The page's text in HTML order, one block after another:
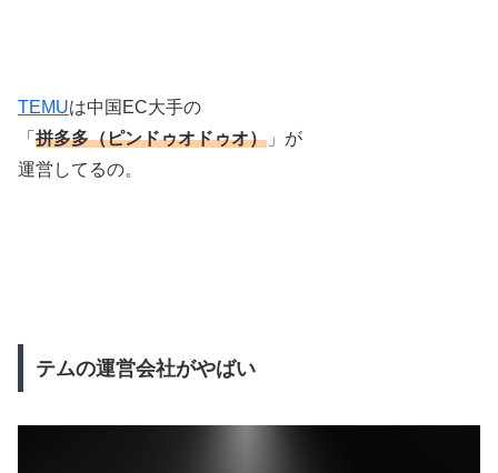
TEMUは中国EC大手の
「 拼多多（ピンドゥオドゥオ） 」が
運営してるの。
テムの運営会社がやばい